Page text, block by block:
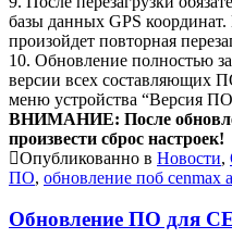
базы данных GPS
произойдет повторная
10. Обновление полностью
версии всех составляющих
меню устройства “Версия
ВНИМАНИЕ: После
произвести сброс настроек!
Опубликованно в Новости,
ПО, обновление поб cenmax
Обновление ПО для